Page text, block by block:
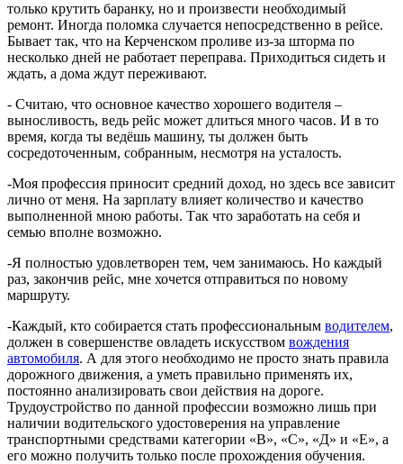
только крутить баранку, но и произвести необходимый
ремонт. Иногда поломка случается непосредственно в рейсе.
Бывает так, что на Керченском проливе из-за шторма по
несколько дней не работает переправа. Приходиться сидеть и
ждать, а дома ждут переживают.
- Считаю, что основное качество хорошего водителя –
выносливость, ведь рейс может длиться много часов. И в то
время, когда ты ведёшь машину, ты должен быть
сосредоточенным, собранным, несмотря на усталость.
-Моя профессия приносит средний доход, но здесь все зависит
лично от меня. На зарплату влияет количество и качество
выполненной мною работы. Так что заработать на себя и
семью вполне возможно.
-Я полностью удовлетворен тем, чем занимаюсь. Но каждый
раз, закончив рейс, мне хочется отправиться по новому
маршруту.
-Каждый, кто собирается стать профессиональным водителем,
должен в совершенстве овладеть искусством вождения
автомобиля. А для этого необходимо не просто знать правила
дорожного движения, а уметь правильно применять их,
постоянно анализировать свои действия на дороге.
Трудоустройство по данной профессии возможно лишь при
наличии водительского удостоверения на управление
транспортными средствами категории «В», «С», «Д» и «Е», а
его можно получить только после прохождения обучения.